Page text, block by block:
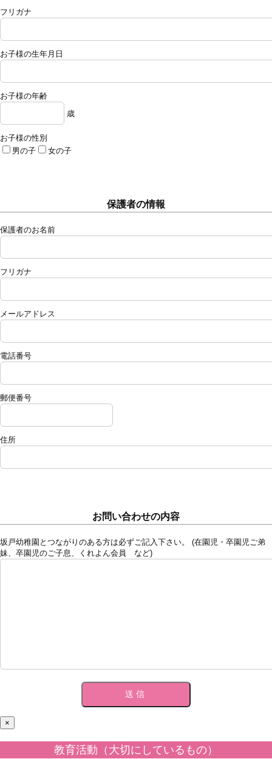
フリガナ
お子様の生年月日
お子様の年齢
歳
お子様の性別
男の子
女の子
保護者の情報
保護者のお名前
フリガナ
メールアドレス
電話番号
郵便番号
住所
お問い合わせの内容
坂戸幼稚園とつながりのある方は必ずご記入下さい。 (在園児・卒園児ご弟
妹、卒園児のご子息、くれよん会員 など)
×
教育活動（大切にしているもの）